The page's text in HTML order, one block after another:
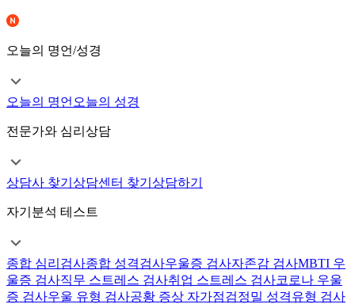
오늘의 명언/성경
오늘의 명언 오늘의 성경
전문가와 심리상담
상담사 찾기 상담센터 찾기 상담하기
자기분석 테스트
종합 심리검사종합 성격검사우울증 검사자존감 검사MBTI 우
울증 검사직무 스트레스 검사취업 스트레스 검사코로나 우울
증 검사우울 유형 검사공황 증상 자가점검정밀 성격유형 검사